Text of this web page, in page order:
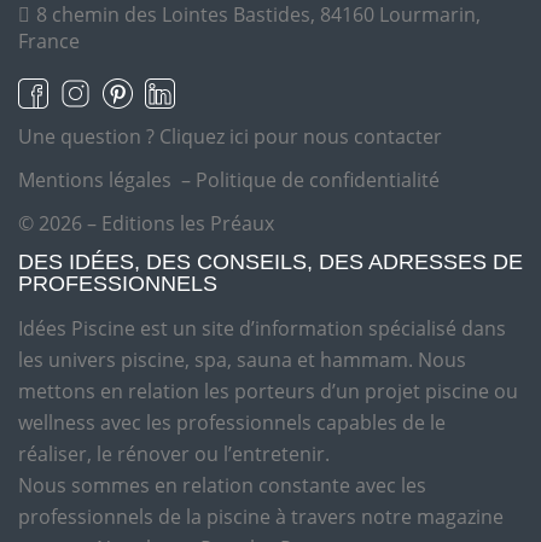
8 chemin des Lointes Bastides, 84160 Lourmarin,
France
Une question ? Cliquez ici pour nous contacter
Mentions légales – Politique de confidentialité
© 2026 – Editions les Préaux
DES IDÉES, DES CONSEILS, DES ADRESSES DE
PROFESSIONNELS
Idées Piscine est un site d’information spécialisé dans
les univers piscine, spa, sauna et hammam. Nous
mettons en relation les porteurs d’un projet piscine ou
wellness avec les professionnels capables de le
réaliser, le rénover ou l’entretenir.
Nous sommes en relation constante avec les
professionnels de la piscine à travers notre magazine